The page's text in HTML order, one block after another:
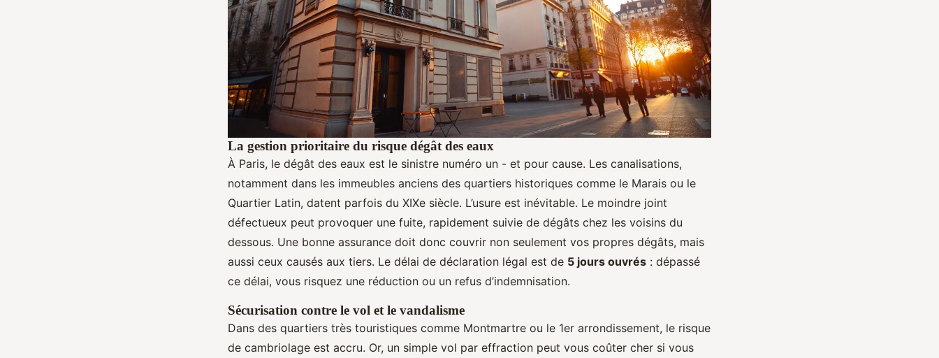
La gestion prioritaire du risque dégât des eaux
À Paris, le dégât des eaux est le sinistre numéro un - et pour cause. Les canalisations,
notamment dans les immeubles anciens des quartiers historiques comme le Marais ou le
Quartier Latin, datent parfois du XIXe siècle. L’usure est inévitable. Le moindre joint
défectueux peut provoquer une fuite, rapidement suivie de dégâts chez les voisins du
dessous. Une bonne assurance doit donc couvrir non seulement vos propres dégâts, mais
aussi ceux causés aux tiers. Le délai de déclaration légal est de 5 jours ouvrés : dépassé
ce délai, vous risquez une réduction ou un refus d’indemnisation.
Sécurisation contre le vol et le vandalisme
Dans des quartiers très touristiques comme Montmartre ou le 1er arrondissement, le risque
de cambriolage est accru. Or, un simple vol par effraction peut vous coûter cher si vous